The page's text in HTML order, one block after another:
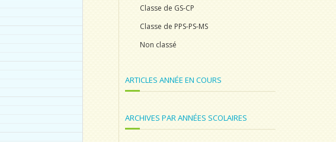
Classe de GS-CP
Classe de PPS-PS-MS
Non classé
ARTICLES ANNÉE EN COURS
ARCHIVES PAR ANNÉES SCOLAIRES